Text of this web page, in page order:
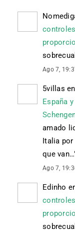
Ago 7,
5villas en
España
amado
Italia por
que van…
Ago 7,
Edinho